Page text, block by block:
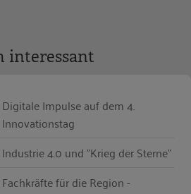
interessant
Digitale Impulse auf dem 4.
Innovationstag
Industrie 4.0 und "Krieg der Sterne"
Fachkräfte für die Region -